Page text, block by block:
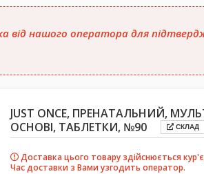
від нашого оператора для
JUST ONCE, ПРЕНАТАЛЬНИЙ,
ОСНОВІ, ТАБЛЕТКИ, №90
СКЛАД
Доставка цього товару здійснюється
Час доставки з Вами узгодить оператор.